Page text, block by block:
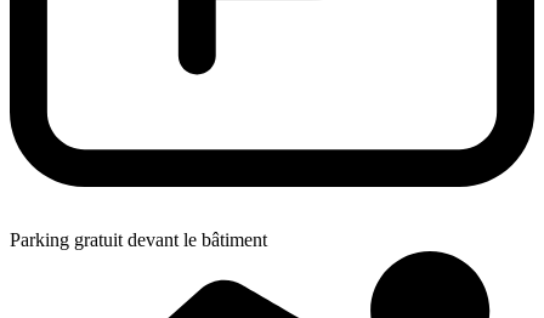
Parking gratuit devant le bâtiment